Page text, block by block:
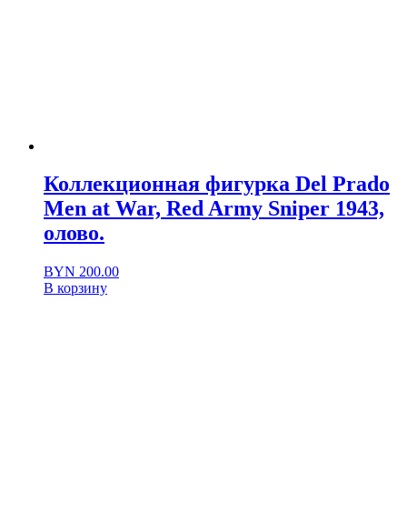
Коллекционная фигурка Del Prado
Men at War, Red Army Sniper 1943,
олово.
BYN 200.00
В корзину